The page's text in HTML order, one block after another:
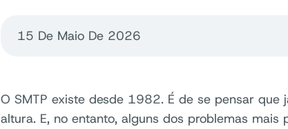
15 De Maio De 2026
O SMTP existe desde 1982. É de se pensar que
altura. E, no entanto, alguns dos problemas